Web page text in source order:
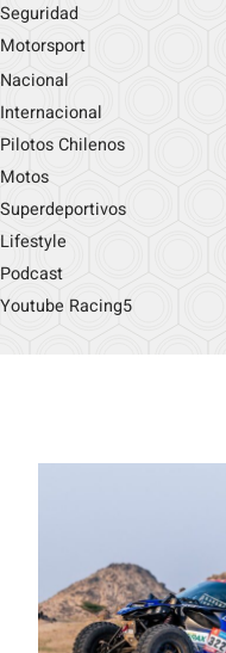
Seguridad
Motorsport
Nacional
Internacional
Pilotos Chilenos
Motos
Superdeportivos
Lifestyle
Podcast
Youtube Racing5